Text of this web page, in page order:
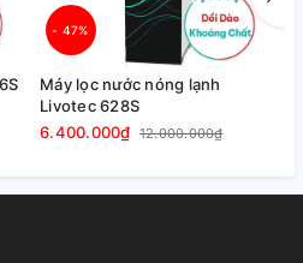
- 47%
Máy lọc nước nóng lạnh
Livotec 628S
6.400.000₫ 12.000.000₫